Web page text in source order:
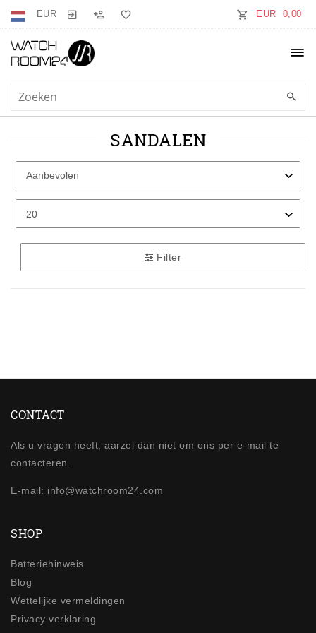
EUR EUR 0,00
SANDALEN
Filter
CONTACT
Als u vragen heeft, aarzel dan niet om ons per e-mail te
contacteren.
E-mail: info@watchroom24.com
SHOP
Batteriehinweis
Blog
Wettelijke vermeldingen
Privacy verklaring